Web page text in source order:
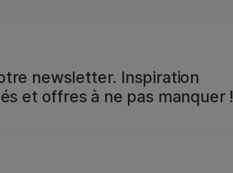
newsletter. Inspiration
et offres à ne pas manquer !